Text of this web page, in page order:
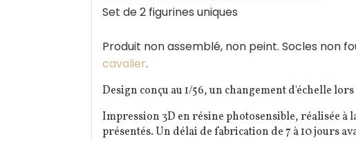
Set de 2 figurines uniques
Produit non assemblé, non peint. Socles non
cavalier.
Design conçu au 1/56, un changement d'échelle
Impression 3D en résine photosensible, réalisée
présentés. Un délai de fabrication de 7 à 10 jours